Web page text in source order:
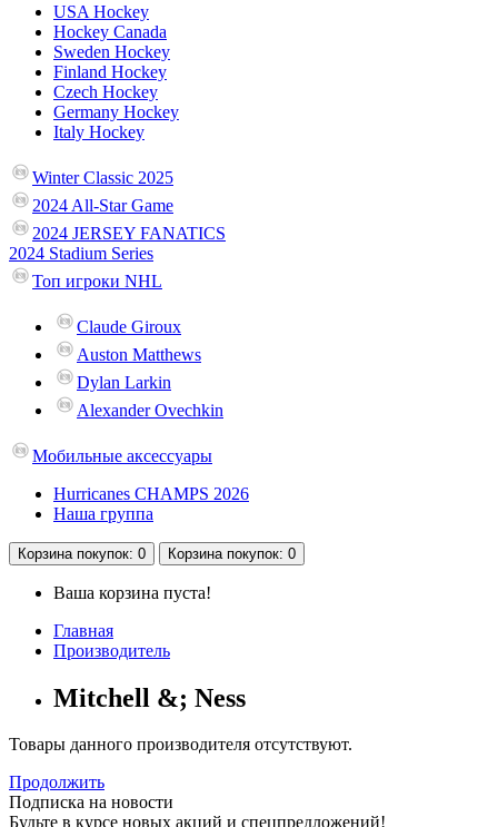
USA Hockey
Hockey Canada
Sweden Hockey
Finland Hockey
Czech Hockey
Germany Hockey
Italy Hockey
Winter Classic 2025
2024 All-Star Game
2024 JERSEY FANATICS
2024 Stadium Series
Топ игроки NHL
Claude Giroux
Auston Matthews
Dylan Larkin
Alexander Ovechkin
Мобильные аксессуары
Hurricanes CHAMPS 2026
Наша группа
Корзина покупок: 0 Корзина покупок: 0
Ваша корзина пуста!
Главная
Производитель
Mitchell &; Ness
Товары данного производителя отсутствуют.
Продолжить
Подписка на новости
Будьте в курсе новых акций и спецпредложений!